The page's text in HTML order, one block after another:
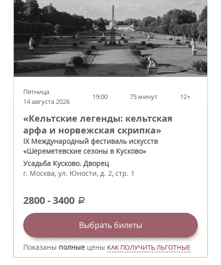
Пятница
14 августа 2026
19:00 75 минут 12+
«Кельтские легенды: кельтская
арфа и норвежская скрипка»
IX Международный фестиваль искусств
«Шереметевские сезоны в Кусково»
Усадьба Кусково. Дворец
г. Москва, ул. Юности, д. 2, стр. 1
2800-3400 a
Выбрать билеты
Показаны полные цены КАК ПОЛУЧИТЬ ЛЬГОТНЫЕ